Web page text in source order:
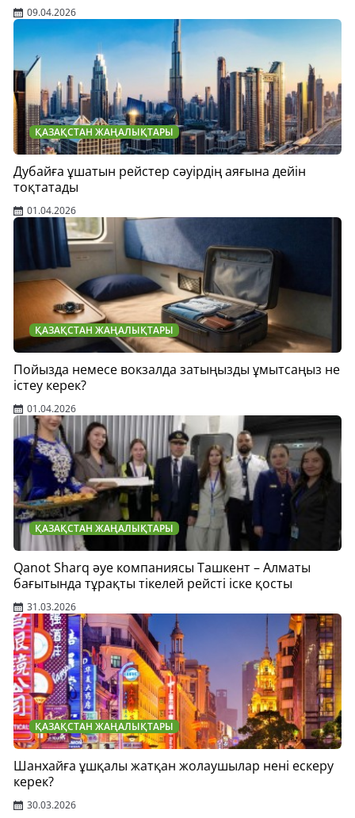
09.04.2026
ҚАЗАҚСТАН ЖАҢАЛЫҚТАРЫ
Дубайға ұшатын рейстер сәуірдің аяғына дейін
тоқтатады
01.04.2026
ҚАЗАҚСТАН ЖАҢАЛЫҚТАРЫ
Пойызда немесе вокзалда затыңызды ұмытсаңыз не
істеу керек?
01.04.2026
ҚАЗАҚСТАН ЖАҢАЛЫҚТАРЫ
Qanot Sharq әуе компаниясы Ташкент – Алматы
бағытында тұрақты тікелей рейсті іске қосты
31.03.2026
ҚАЗАҚСТАН ЖАҢАЛЫҚТАРЫ
Шанхайға ұшқалы жатқан жолаушылар нені ескеру
керек?
30.03.2026